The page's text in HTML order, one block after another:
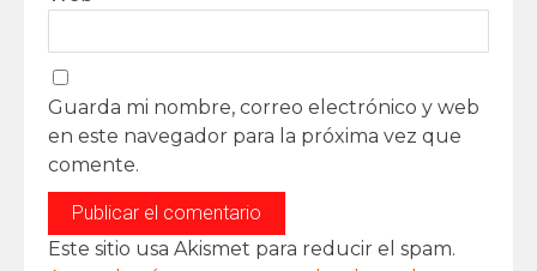
Guarda mi nombre, correo electrónico y web
en este navegador para la próxima vez que
comente.
Este sitio usa Akismet para reducir el spam.